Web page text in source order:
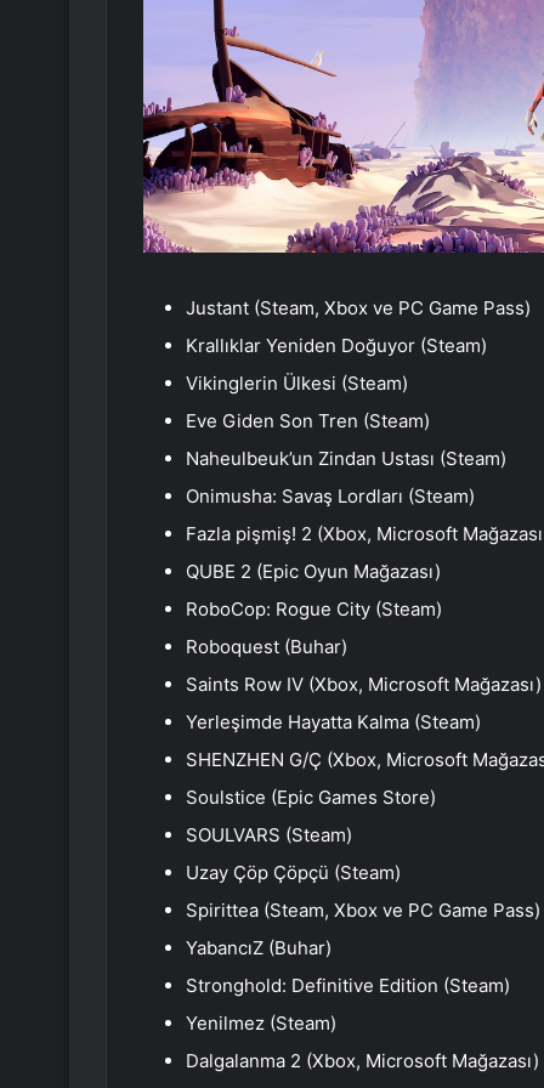
Justant (Steam, Xbox ve PC Game Pass)
Krallıklar Yeniden Doğuyor (Steam)
Vikinglerin Ülkesi (Steam)
Eve Giden Son Tren (Steam)
Naheulbeuk’un Zindan Ustası (Steam)
Onimusha: Savaş Lordları (Steam)
Fazla pişmiş! 2 (Xbox, Microsoft
QUBE 2 (Epic Oyun Mağazası)
RoboCop: Rogue City (Steam)
Roboquest (Buhar)
Saints Row IV (Xbox, Microsoft Mağazası)
Yerleşimde Hayatta Kalma (Steam)
SHENZHEN G/Ç (Xbox, Microsoft
Soulstice (Epic Games Store)
SOULVARS (Steam)
Uzay Çöp Çöpçü (Steam)
Spirittea (Steam, Xbox ve PC Game Pass)
YabancıZ (Buhar)
Stronghold: Definitive Edition (Steam)
Yenilmez (Steam)
Dalgalanma 2 (Xbox, Microsoft Mağazası)